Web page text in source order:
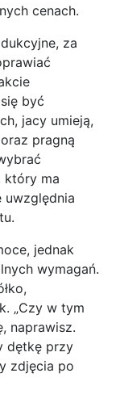
cenach.
za
być
jacy umieją,
pragną
który ma
uwzględnia
jednak
wymagań.
„Czy w tym
naprawisz.
dętkę przy
zdjęcia po